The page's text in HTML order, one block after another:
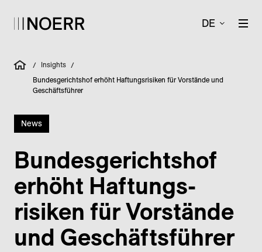
DE
/ Insights /
Bundesgerichtshof erhöht Haftungsrisiken für Vorstände und
Geschäftsführer
News
Bundes­gerichts­hof
erhöht Haftungs­
risiken für Vorstände
und Geschäftsführer